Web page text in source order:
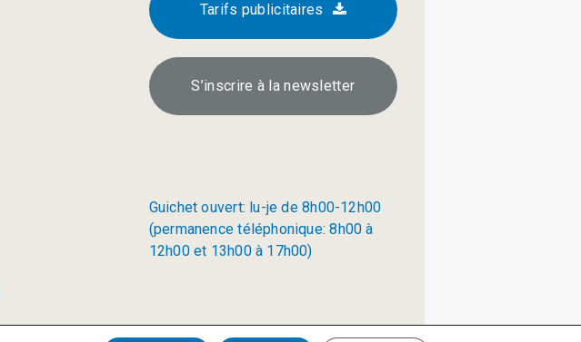
Tarifs publicitaires
S’inscrire à la newsletter
Guichet ouvert: lu-je de 8h00-12h00
(permanence téléphonique: 8h00 à
12h00 et 13h00 à 17h00)
Politique de confidentialité